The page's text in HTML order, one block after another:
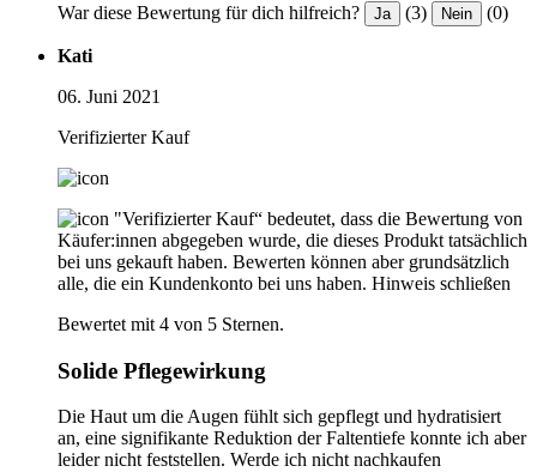
War diese Bewertung für dich hilfreich? Ja (3) Nein (0)
Kati
06. Juni 2021
Verifizierter Kauf
"Verifizierter Kauf“ bedeutet, dass die Bewertung von
Käufer:innen abgegeben wurde, die dieses Produkt tatsächlich
bei uns gekauft haben. Bewerten können aber grundsätzlich
alle, die ein Kundenkonto bei uns haben. Hinweis schließen
Bewertet mit 4 von 5 Sternen.
Solide Pflegewirkung
Die Haut um die Augen fühlt sich gepflegt und hydratisiert
an, eine signifikante Reduktion der Faltentiefe konnte ich aber
leider nicht feststellen. Werde ich nicht nachkaufen